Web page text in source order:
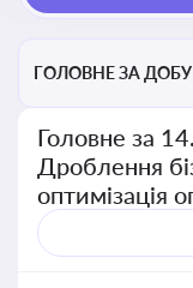
ГОЛОВНЕ ЗА ДОБУ
Головне за
Дроблення
оптимізація